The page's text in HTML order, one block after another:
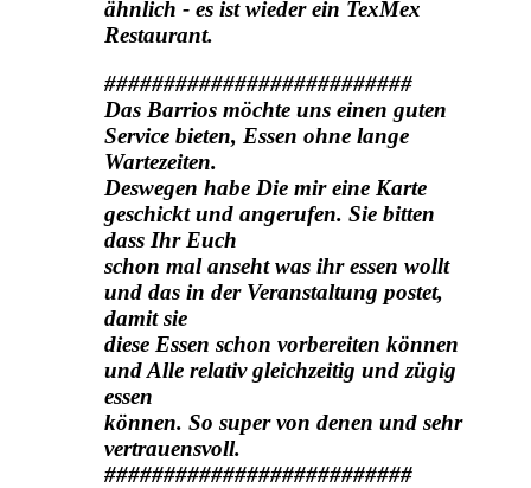
ähnlich - es ist wieder ein TexMex
Restaurant.
##########################
Das Barrios möchte uns einen guten
Service bieten, Essen ohne lange
Wartezeiten.
Deswegen habe Die mir eine Karte
geschickt und angerufen. Sie bitten
dass Ihr Euch
schon mal anseht was ihr essen wollt
und das in der Veranstaltung postet,
damit sie
diese Essen schon vorbereiten können
und Alle relativ gleichzeitig und zügig
essen
können. So super von denen und sehr
vertrauensvoll.
##########################